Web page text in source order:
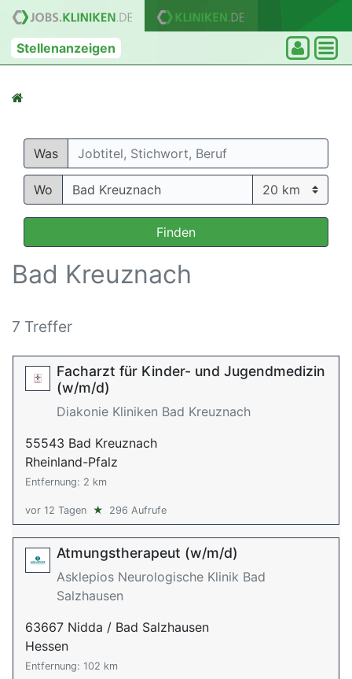
Stellenanzeigen
Was
Wo
Finden
Bad Kreuznach
7 Treffer
Facharzt für Kinder- und Jugendmedizin
(w/m/d)
Diakonie Kliniken Bad Kreuznach
55543 Bad Kreuznach
Rheinland-Pfalz
Entfernung: 2 km
vor 12 Tagen ★ 296 Aufrufe
Atmungstherapeut (w/m/d)
Asklepios Neurologische Klinik Bad
Salzhausen
63667 Nidda / Bad Salzhausen
Hessen
Entfernung: 102 km